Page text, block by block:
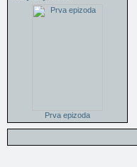
Prva epizoda